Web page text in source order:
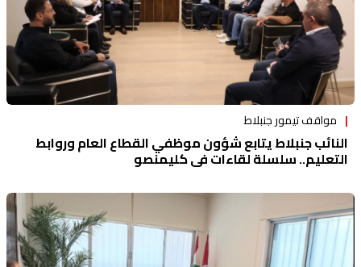
مواقف تيمور جنبلاط
النائب جنبلاط يتابع شؤون موظفي القطاع العام وروابط
التعليم.. سلسلة لقاءات في كليمنصو